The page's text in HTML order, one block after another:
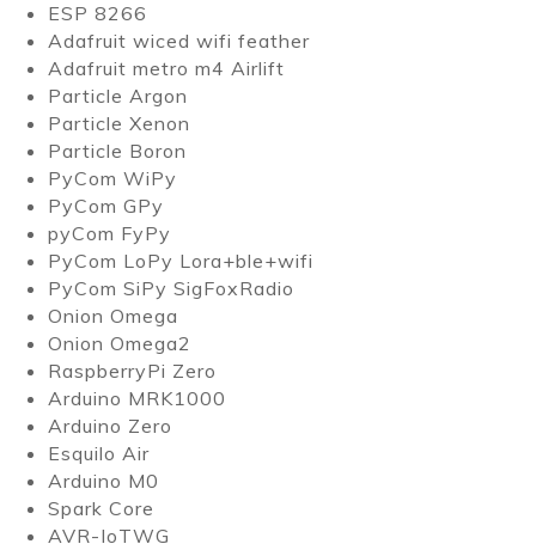
ESP 8266
Adafruit wiced wifi feather
Adafruit metro m4 Airlift
Particle Argon
Particle Xenon
Particle Boron
PyCom WiPy
PyCom GPy
pyCom FyPy
PyCom LoPy Lora+ble+wifi
PyCom SiPy SigFoxRadio
Onion Omega
Onion Omega2
RaspberryPi Zero
Arduino MRK1000
Arduino Zero
Esquilo Air
Arduino M0
Spark Core
AVR-IoTWG